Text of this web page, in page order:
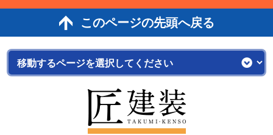
このページの先頭へ戻る